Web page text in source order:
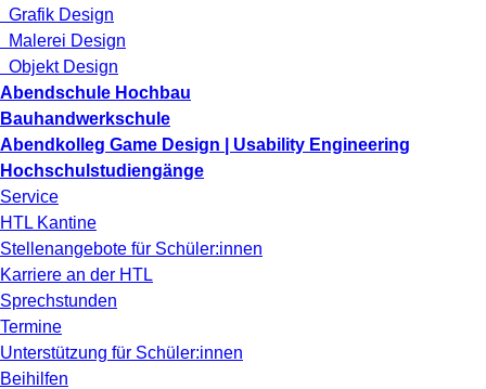
Grafik Design
Malerei Design
Objekt Design
Abendschule Hochbau
Bauhandwerkschule
Abendkolleg Game Design | Usability Engineering
Hochschulstudiengänge
Service
HTL Kantine
Stellenangebote für Schüler:innen
Karriere an der HTL
Sprechstunden
Termine
Unterstützung für Schüler:innen
Beihilfen